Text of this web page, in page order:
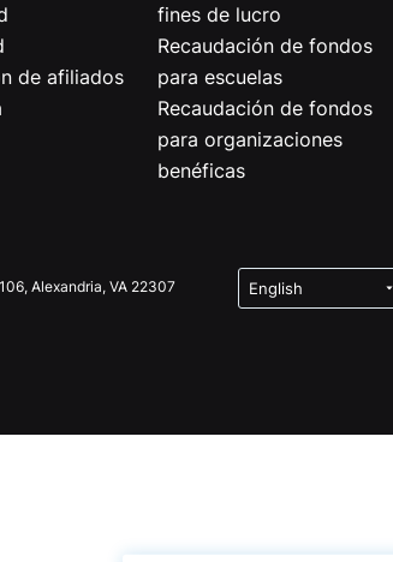
de afiliados
fines de lucro
Recaudación de fondos
para escuelas
Recaudación de fondos
para organizaciones
benéficas
Alexandria, VA 22307